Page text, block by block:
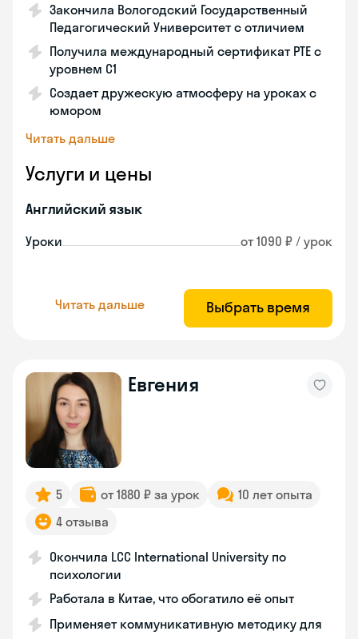
Закончила Вологодский Государственный
Педагогический Университет с отличием
Получила международный сертификат PTE с
уровнем C1
Создает дружескую атмосферу на уроках с
юмором
Читать дальше
Услуги и цены
Английский язык
Уроки от 1090 ₽ / урок
Читать дальше Выбрать время
Евгения
5 от 1880 ₽ за урок
10 лет опыта
4 отзыва
Окончила LCC International University по
психологии
Работала в Китае, что обогатило её опыт
Применяет коммуникативную методику для